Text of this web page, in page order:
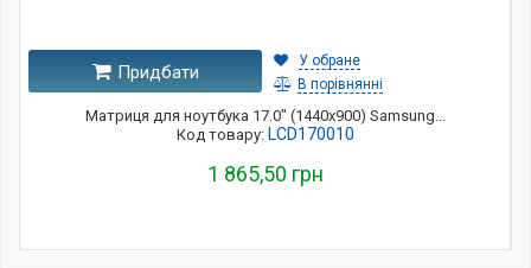
Придбати
У обране
В порівнянні
Матриця для ноутбука 17.0" (1440x900) Samsung...
Код товару: LCD170010
1 865,50 грн